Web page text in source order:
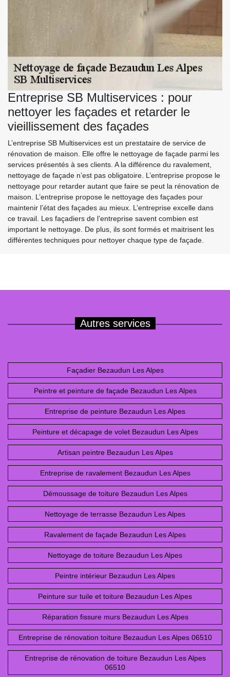
Entreprise SB Multiservices : pour
nettoyer les façades et retarder le
vieillissement des façades
L’entreprise SB Multiservices est un prestataire de service de
rénovation de maison. Elle offre le nettoyage de façade parmi les
services présentés à ses clients. A la différence du ravalement,
nettoyage de façade n’est pas obligatoire. L’entreprise propose le
nettoyage pour retarder autant que faire se peut la rénovation de
maison. L’entreprise propose le nettoyage des façades pour
maintenir l’état des façades au mieux. L’entreprise excelle dans
ce travail. Les façadiers de l’entreprise savent combien est
important le nettoyage. De plus, ils sont formés et maitrisent les
différentes techniques pour nettoyer chaque type de façade.
Autres services
Façadier Bezaudun Les Alpes
Peintre et peinture de façade Bezaudun Les Alpes
Entreprise de peinture Bezaudun Les Alpes
Peinture et décapage de volet Bezaudun Les Alpes
Artisan peintre Bezaudun Les Alpes
Entreprise de ravalement Bezaudun Les Alpes
Démoussage de toiture Bezaudun Les Alpes
Nettoyage de terrasse Bezaudun Les Alpes
Ravalement de façade Bezaudun Les Alpes
Nettoyage de toiture Bezaudun Les Alpes
Peintre intérieur Bezaudun Les Alpes
Peinture sur tuile et toiture Bezaudun Les Alpes
Réparation fissure murs Bezaudun Les Alpes
Entreprise de rénovation toiture Bezaudun Les Alpes 06510
Entreprise de rénovation de toiture Bezaudun Les Alpes
06510